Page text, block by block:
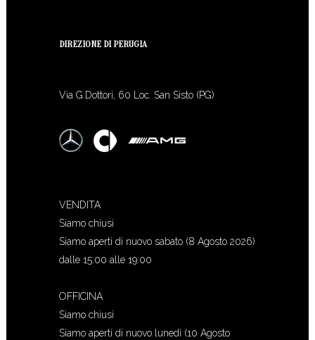
DIREZIONE DI PERUGIA
Via G.Dottori, 60 Loc. San Sisto (PG)
VENDITA
Siamo chiusi
Siamo aperti di nuovo sabato (8 Agosto 2026)
dalle 15:00 alle 19:00
OFFICINA
Siamo chiusi
Siamo aperti di nuovo lunedì (10 Agosto